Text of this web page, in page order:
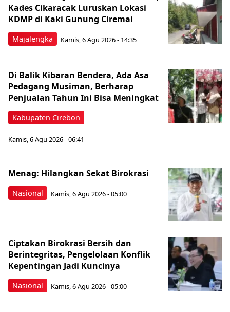
Majalengka
Kades Cikaracak Luruskan Lokasi
KDMP di Kaki Gunung Ciremai
Kamis, 6 Agu 2026 - 14:35
Kabupaten Cirebon
Di Balik Kibaran Bendera, Ada Asa
Pedagang Musiman, Berharap
Penjualan Tahun Ini Bisa Meningkat
Kamis, 6 Agu 2026 - 06:41
Nasional
Menag: Hilangkan Sekat Birokrasi
Kamis, 6 Agu 2026 - 05:00
Nasional
Ciptakan Birokrasi Bersih dan
Berintegritas, Pengelolaan Konflik
Kepentingan Jadi Kuncinya
Kamis, 6 Agu 2026 - 05:00